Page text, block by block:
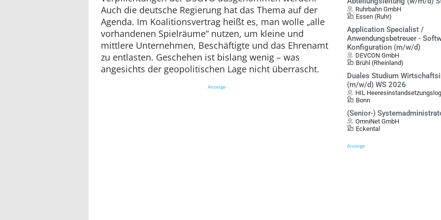
Auch die deutsche Regierung hat das Thema auf der
Agenda. Im Koalitionsvertrag heißt es, man wolle „alle
vorhandenen Spielräume“ nutzen, um kleine und
mittlere Unternehmen, Beschäftigte und das Ehrenamt
zu entlasten. Geschehen ist bislang wenig – was
angesichts der geopolitischen Lage nicht überrascht.
Anzeige
Ruhrbahn GmbH
Essen (Ruhr)
Application Specialist /
Anwendungsbetreuer -
Konfiguration (m/w/d)
DEVCON GmbH
Brühl (Rheinland)
Duales Studium
(m/w/d) WS 2026
HIL
Bonn
(Senior-)
OmniNet GmbH
Eckental
Anzeige